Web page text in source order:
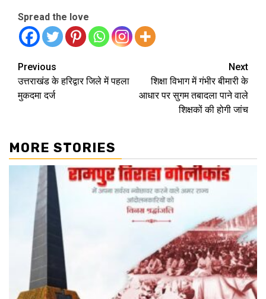
Spread the love
Continue
Reading
Previous
उत्तराखंड के हरिद्वार जिले में पहला
मुकदमा दर्ज
Next
शिक्षा विभाग में गंभीर बीमारी के
आधार पर सुगम तबादला पाने वाले
शिक्षकों की होगी जांच
MORE STORIES